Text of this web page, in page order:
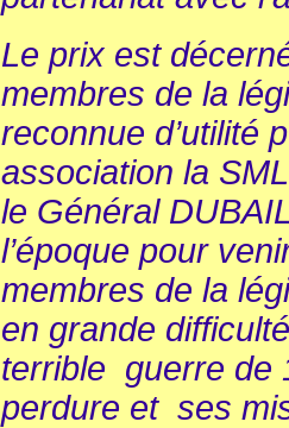
Le prix est
membres de la
reconnue d’utilité
association la
le Général
l’époque pour
membres de la
en grande
terrible guerre de
perdure et ses